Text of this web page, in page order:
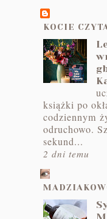
KOCIE
książki po
codziennym
odruchowo.
sekund...
2 dni temu